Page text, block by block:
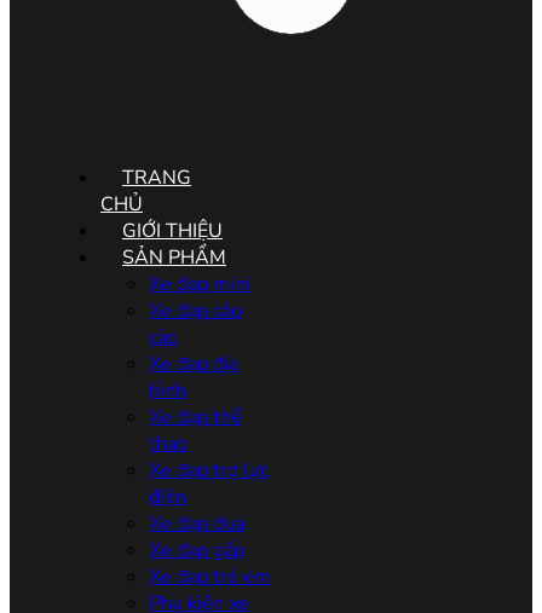
Menu
TRANG
CHỦ
GIỚI THIỆU
SẢN PHẨM
Xe đạp mini
Xe đạp cào
cào
Xe đạp địa
hình
Xe đạp thể
thao
Xe đạp trợ lực
điện
Xe đạp đua
Xe đạp gấp
Xe đạp trẻ em
Phụ kiện xe